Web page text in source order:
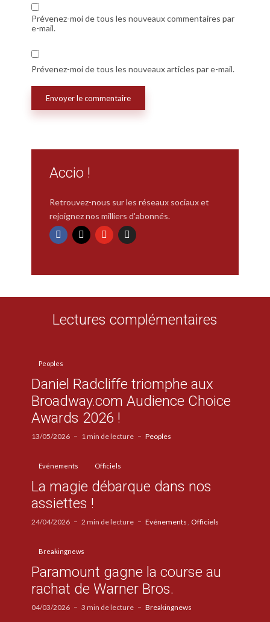
Prévenez-moi de tous les nouveaux commentaires par
e-mail.
Prévenez-moi de tous les nouveaux articles par e-mail.
Accio !
Retrouvez-nous sur les réseaux sociaux et
rejoignez nos milliers d'abonnés.
Lectures complémentaires
Peoples
Daniel Radcliffe triomphe aux
Broadway.com Audience Choice
Awards 2026 !
13/05/2026 1 min de lecture Peoples
Evénements Officiels
La magie débarque dans nos
assiettes !
24/04/2026 2 min de lecture Evénements Officiels
Breakingnews
Paramount gagne la course au
rachat de Warner Bros.
04/03/2026 3 min de lecture Breakingnews